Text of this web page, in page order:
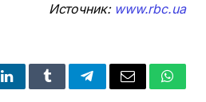
Источник: www.rbc.ua
LinkedInTumblrTelegramEmail